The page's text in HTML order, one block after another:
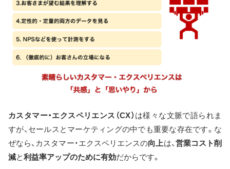
カスタマー・エクスペリエンス（CX） は様々な文脈で語られま
すが、セールスとマーケティングの中でも重要な存在です。な
ぜなら、カスタマー・エクスペリエンスの向上は、営業コスト削
減と利益率アップのために有効だからです。